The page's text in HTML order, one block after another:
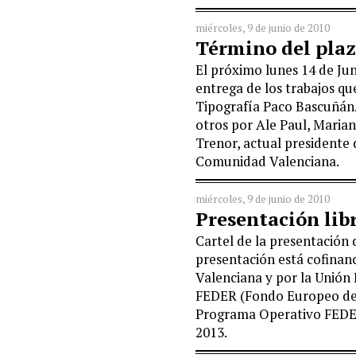
miércoles, 9 de junio de 2010
Término del
El próximo lunes 14 de
entrega de los trabajos
Tipografía Paco
otros por Ale Paul,
Trenor, actual presidente
Comunidad Valenciana.
miércoles, 9 de junio de 2010
Presentación
Cartel de la presentación
presentación está
Valenciana y por la Unión
FEDER (Fondo Europeo
Programa Operativo
2013.